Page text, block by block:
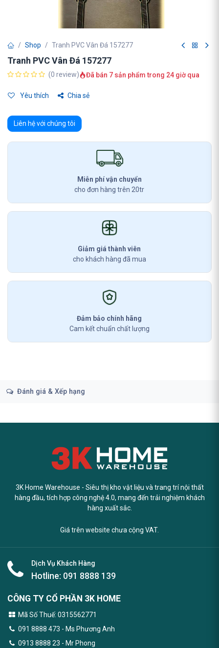
Shop Tranh PVC Vân Đá 157277
Tranh PVC Vân Đá 157277
(0 review) Đã bán 7 sản phẩm trong 24 giờ qua
Yêu thích Chia sẻ
Liên hệ với chúng tôi
Miễn phí vận chuyển
cho đơn hàng trên 20tr
Giảm giá thành viên
cho khách hàng đã mua
Đảm bảo chính hãng
Cam kết chuẩn chất lượng
Đánh giá & Xếp hạng
3K Home Warehouse - Siêu thị kho vật liệu và trang trí nội thất
hàng đầu, tích hợp công nghệ 4.0, mang đến trải nghiệm khách
hàng xuất sắc.
Giá trên website chưa cộng VAT.
Dịch Vụ Khách Hàng
Hotline: 091 8888 139
CÔNG TY CỔ PHẦN 3K HOME
Mã Số Thuế: 0315562771
091 8888 473 - Ms Phương Anh
0913 8888 23 - Mr Phong